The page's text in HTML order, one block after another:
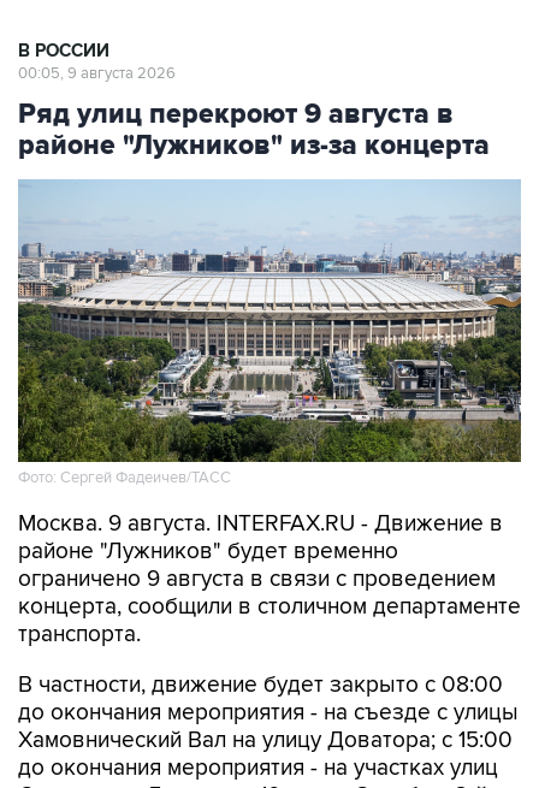
Ряд улиц перекроют 9 августа в
районе "Лужников" из-за концерта
Фото: Сергей Фадеичев/ТАСС
Москва. 9 августа. INTERFAX.RU - Движение в
ограничено 9 августа в связи с проведением
концерта, сообщили в столичном департаменте
транспорта.
В частности, движение будет закрыто с 08:00
Хамовнический Вал на улицу Доватора; с 15:00
до окончания мероприятия - на участках улиц
Савельева, Доватора, 10-летия Октября, 3-й
Фрунзенской, Ефремова и Трубецкой, в